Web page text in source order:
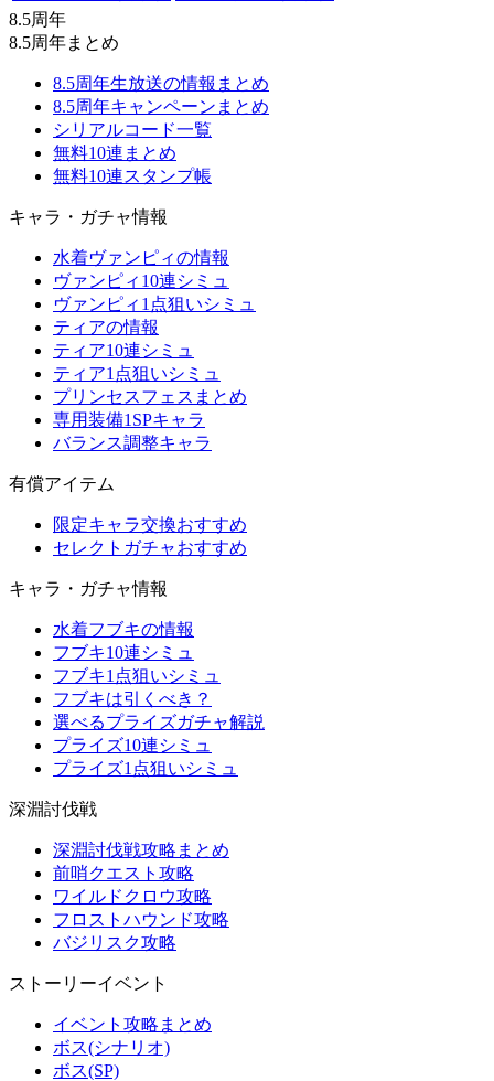
8.5周年
8.5周年まとめ
8.5周年生放送の情報まとめ
8.5周年キャンペーンまとめ
シリアルコード一覧
無料10連まとめ
無料10連スタンプ帳
キャラ・ガチャ情報
水着ヴァンピィの情報
ヴァンピィ10連シミュ
ヴァンピィ1点狙いシミュ
ティアの情報
ティア10連シミュ
ティア1点狙いシミュ
プリンセスフェスまとめ
専用装備1SPキャラ
バランス調整キャラ
有償アイテム
限定キャラ交換おすすめ
セレクトガチャおすすめ
キャラ・ガチャ情報
水着フブキの情報
フブキ10連シミュ
フブキ1点狙いシミュ
フブキは引くべき？
選べるプライズガチャ解説
プライズ10連シミュ
プライズ1点狙いシミュ
深淵討伐戦
深淵討伐戦攻略まとめ
前哨クエスト攻略
ワイルドクロウ攻略
フロストハウンド攻略
バジリスク攻略
ストーリーイベント
イベント攻略まとめ
ボス(シナリオ)
ボス(SP)